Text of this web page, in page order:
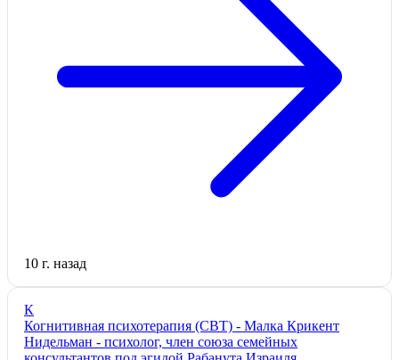
10 г. назад
К
Когнитивная психотерапия (СВТ) - Малка Крикент
Нидельман - психолог, член союза семейных